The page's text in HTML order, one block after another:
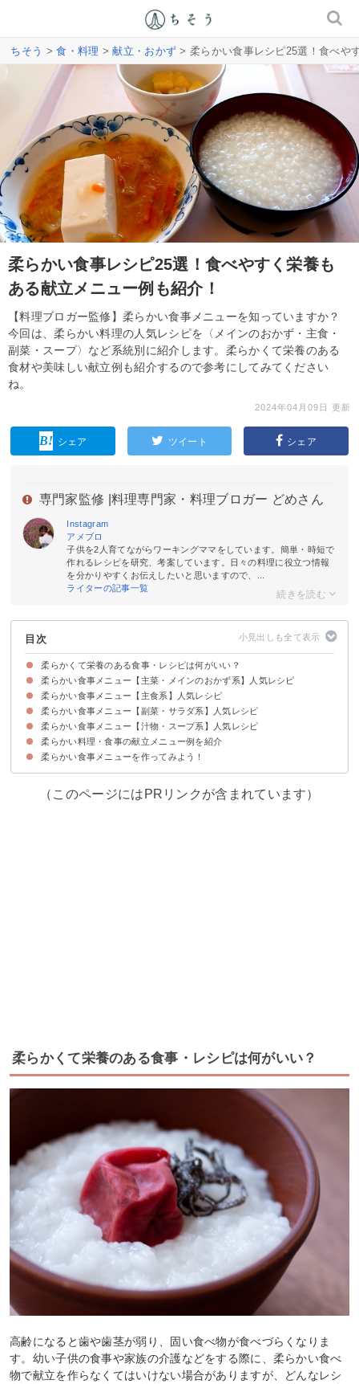
ちそう >食・料理 >献立・おかず > 柔らかい食事レシピ25選！食べや
柔らかい食事レシピ25選！食べやすく栄養も
ある献立メニュー例も紹介！
【料理ブロガー監修】柔らかい食事メニューを知っていますか？
今回は、柔らかい料理の人気レシピを〈メインのおかず・主食・
副菜・スープ〉など系統別に紹介します。柔らかくて栄養のある
食材や美味しい献立例も紹介するので参考にしてみてください
ね。
2024年04月09日 更新
シェア ツイート シェア
専門家監修 | 料理専門家・料理ブロガー どめさん
Instagram
アメブロ
子供を2人育てながらワーキングママをしています。簡単・時短で
作れるレシピを研究、考案しています。日々の料理に役立つ情報
を分かりやすくお伝えしたいと思いますので、...
ライターの記事一覧
目次
柔らかくて栄養のある食事・レシピは何がいい？
柔らかくて栄養のある食材一覧
柔らかい食事メニュー【主菜・メインのおかず系】人気レシピ
①野菜たっぷりの八宝菜
②ミルフィーユとんかつ
③肉団子鍋
④ミートローフ
⑤そら豆のコロッケ
⑥手羽元の煮込み
⑦豆腐ハンバーグ
⑧さんま煮
⑨ささみの南蛮漬け
⑩味噌漬け肉の蒸し煮
柔らかい食事メニュー【主食系】人気レシピ
①ご飯が柔らかいドリア
②すき焼き丼
③柔らかい鶏肉の炊き込みご飯
④雑炊
柔らかい食事メニュー【副菜・サラダ系】人気レシピ
①紅白なます
②ごま豆腐
③きんぴらごぼう
④大根ステーキ
⑤かぼちゃの煮物
⑥切り干し大根の煮物
⑦じゃがいもの卵とじ
柔らかい食事メニュー【汁物・スープ系】人気レシピ
①肉団子入りのスープ
②クリームシチュー
③長いもと豆乳のスープ
④冬瓜のスープ
柔らかい料理・食事の献立メニュー例を紹介
①献立メニュー例〜柔らかめの肉で洋食を食べたい人におすすめ〜
②献立メニュー例〜定番和食が食べたい人におすすめ〜
③献立メニュー例〜栄養満点のランチが食べたい人におすすめ〜
柔らかい食事メニューを作ってみよう！
（このページにはPRリンクが含まれています）
柔らかくて栄養のある食事・レシピは何がいい？
高齢になると歯や歯茎が弱り、固い食べ物が食べづらくなりま
す。幼い子供の食事や家族の介護などをする際に、柔らかい食べ
物で献立を作らなくてはいけない場合がありますが、どんなレシ